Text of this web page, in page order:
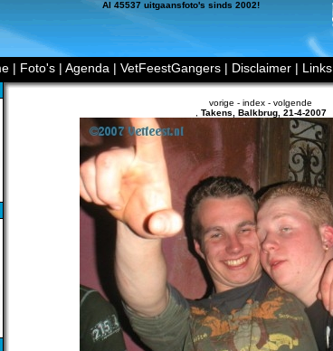
Al 45537 uitgaansfoto's sinds 2002!
| Foto's | Agenda | VetFeestGangers | Disclaimer | Links
vorige - index - volgende
Takens Balkbrug, 21-4-2007